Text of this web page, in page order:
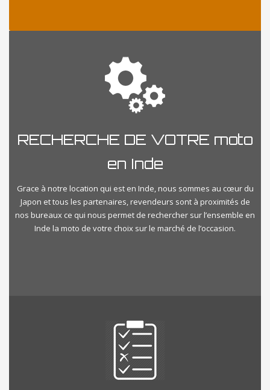
RECHERCHE DE VOTRE moto
en Inde
Grace à notre location qui est en Inde, nous sommes au cœur du
Japon et tous les partenaires, revendeurs sont à proximités de
nos bureaux ce qui nous permet de rechercher sur l’ensemble en
Inde la moto de votre choix sur le marché de l’occasion.